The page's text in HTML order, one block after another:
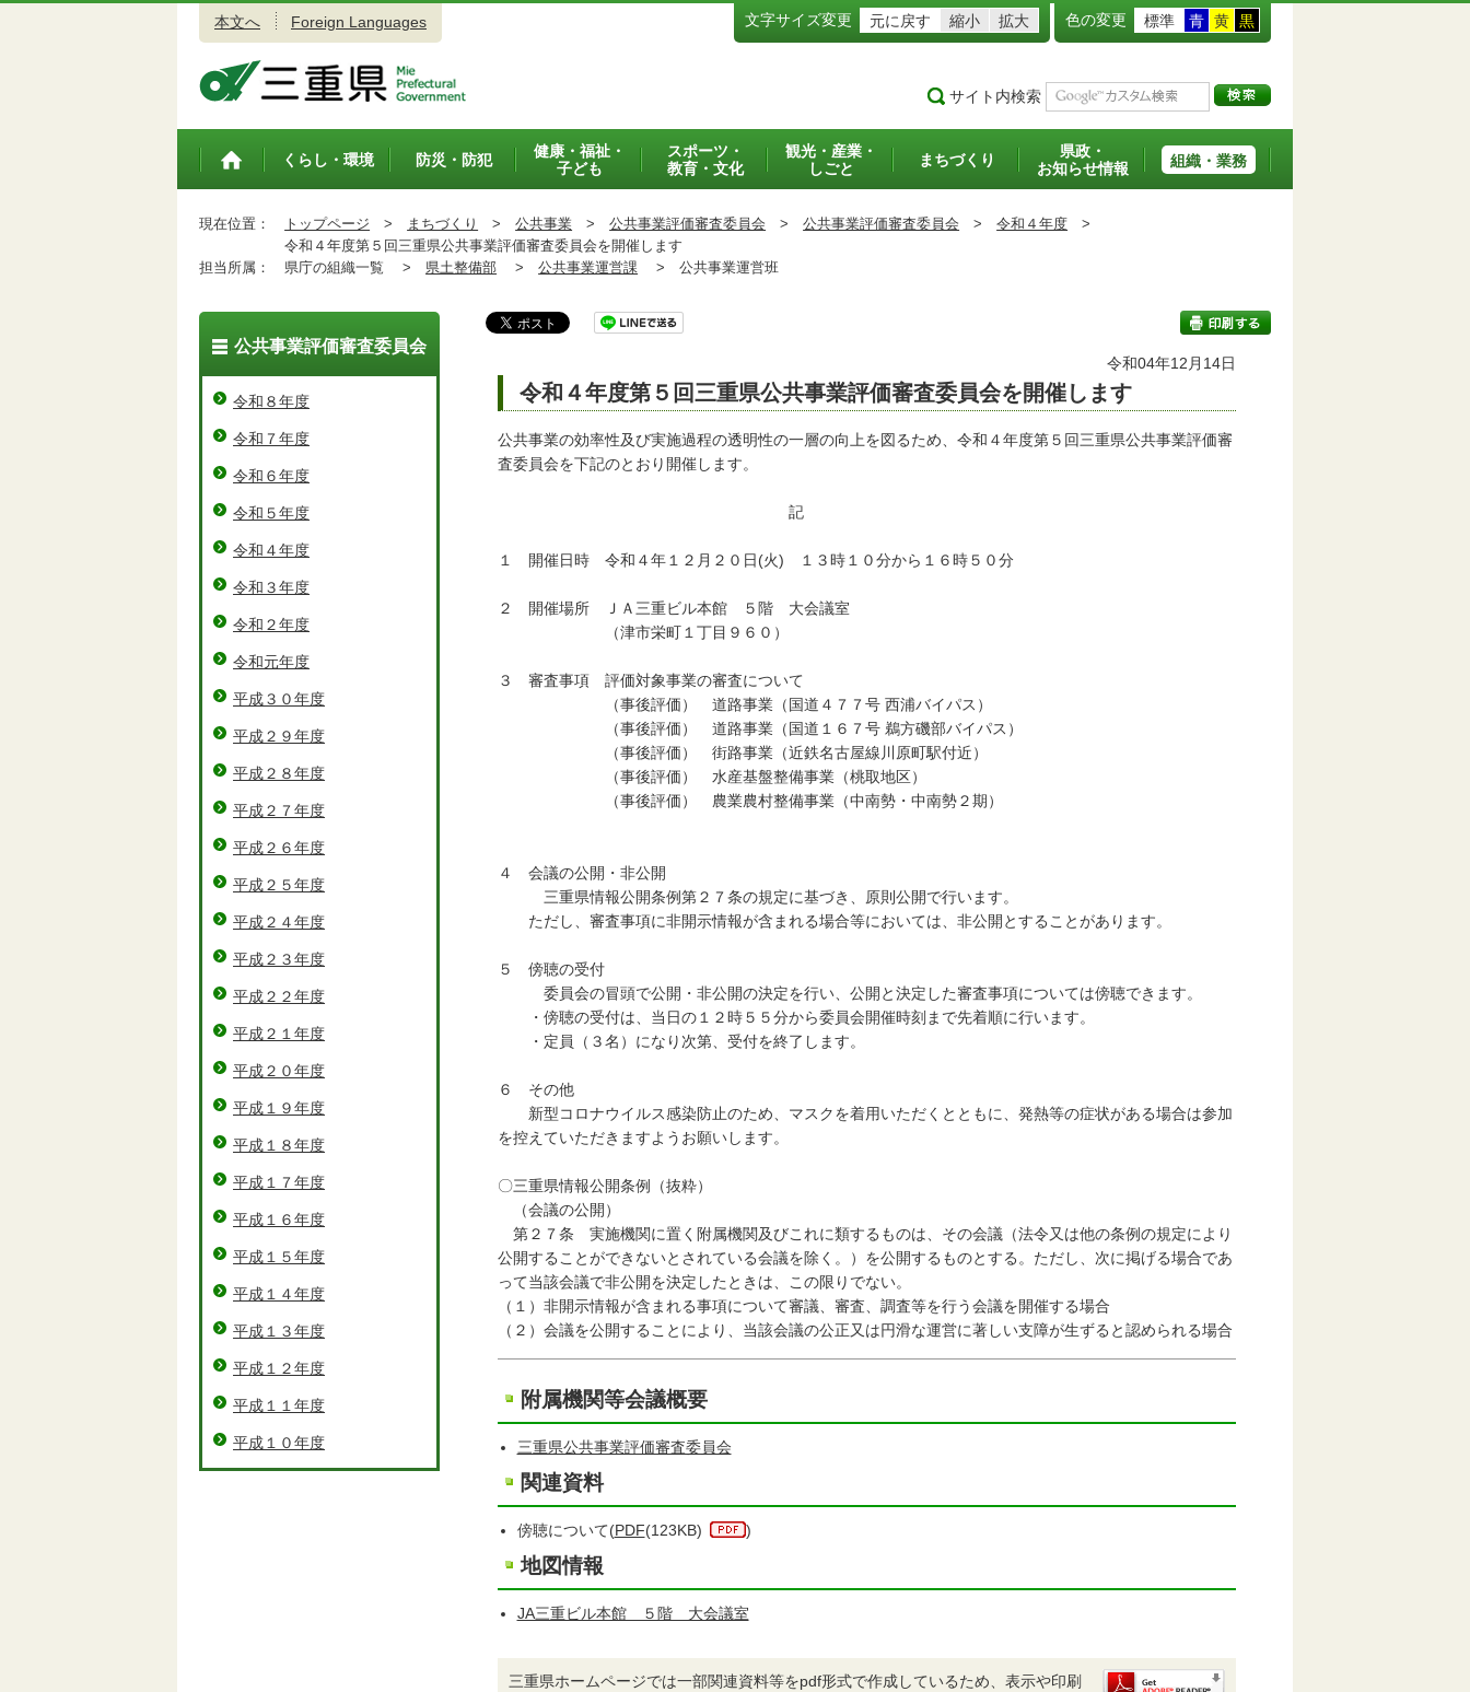
本文へ Foreign Languages 文字サイズ変更 元に戻す 縮小 拡大 色の変更 標準 青 黄 黒
サイト内検索
トップペ
くらし・環境 防災・防犯
健康・福祉・
子ども
スポーツ・
教育・文化
観光・産業・
しごと
まちづくり
県政・
お知らせ情報
組織・業務
現在位置： トップページ > まちづくり > 公共事業 > 公共事業評価審査委員会 > 公共事業評価審査委員会 > 令和４年度 >
令和４年度第５回三重県公共事業評価審査委員会を開催します
担当所属：
県庁の組織一覧 > 県土整備部 > 公共事業運営課 > 公共事業運営班
印刷する
令和04年12月14日
令和４年度第５回三重県公共事業評価審査委員会を開催します
公共事業の効率性及び実施過程の透明性の一層の向上を図るため、令和４年度第５回三重県公共事業評価審
査委員会を下記のとおり開催します。
記
１ 開催日時 令和４年１２月２０日(火) １３時１０分から１６時５０分
２ 開催場所 ＪＡ三重ビル本館 ５階 大会議室
（津市栄町１丁目９６０）
３ 審査事項 評価対象事業の審査について
（事後評価） 道路事業（国道４７７号 西浦バイパス）
（事後評価） 道路事業（国道１６７号 鵜方磯部バイパス）
（事後評価） 街路事業（近鉄名古屋線川原町駅付近）
（事後評価） 水産基盤整備事業（桃取地区）
（事後評価） 農業農村整備事業（中南勢・中南勢２期）
４ 会議の公開・非公開
三重県情報公開条例第２７条の規定に基づき、原則公開で行います。
ただし、審査事項に非開示情報が含まれる場合等においては、非公開とすることがあります。
５ 傍聴の受付
委員会の冒頭で公開・非公開の決定を行い、公開と決定した審査事項については傍聴できます。
・傍聴の受付は、当日の１２時５５分から委員会開催時刻まで先着順に行います。
・定員（３名）になり次第、受付を終了します。
６ その他
新型コロナウイルス感染防止のため、マスクを着用いただくとともに、発熱等の症状がある場合は参加
を控えていただきますようお願いします。
〇三重県情報公開条例（抜粋）
（会議の公開）
第２７条 実施機関に置く附属機関及びこれに類するものは、その会議（法令又は他の条例の規定により
公開することができないとされている会議を除く。）を公開するものとする。ただし、次に掲げる場合であ
って当該会議で非公開を決定したときは、この限りでない。
（１）非開示情報が含まれる事項について審議、審査、調査等を行う会議を開催する場合
（２）会議を公開することにより、当該会議の公正又は円滑な運営に著しい支障が生ずると認められる場合
附属機関等会議概要
三重県公共事業評価審査委員会
関連資料
傍聴について(PDF(123KB) )
地図情報
JA三重ビル本館 ５階 大会議室
三重県ホームページでは一部関連資料等をpdf形式で作成しているため、表示や印刷
公共事業評価審査委員会
令和８年度
令和７年度
令和６年度
令和５年度
令和４年度
令和３年度
令和２年度
令和元年度
平成３０年度
平成２９年度
平成２８年度
平成２７年度
平成２６年度
平成２５年度
平成２４年度
平成２３年度
平成２２年度
平成２１年度
平成２０年度
平成１９年度
平成１８年度
平成１７年度
平成１６年度
平成１５年度
平成１４年度
平成１３年度
平成１２年度
平成１１年度
平成１０年度